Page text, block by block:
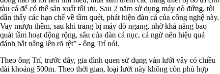
tàu cá để có thể sản xuất tối ưu. Sau 2 năm sử dụng máy dò đứng, tôi
dần thấy các hạn chế về tầm quét, phát hiện đàn cá của công nghệ này.
Vay mượn thêm, sau khi trang bị máy dò ngang, nhờ khả năng bao
quát tầm hoạt động rộng, sâu của đàn cá nục, cá ngừ nên hiệu quả
đánh bắt nâng lên rõ rệt” - ông Trí nói.
Theo ông Trí, trước đây, gia đình quen sử dụng vàn lưới vây có chiều
dài khoảng 500m. Theo thời gian, loại lưới này không còn phù hợp